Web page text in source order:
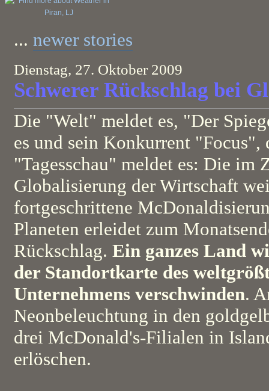
... newer stories
Dienstag, 27. Oktober 2009
Schwerer Rückschlag bei
Die "Welt" meldet es, "Der
es und sein Konkurrent "Focus",
"Tagesschau" meldet es: Die im
Globalisierung der Wirtschaft
fortgeschrittene
Planeten erleidet zum
Rückschlag. Ein ganzes Land
der Standortkarte des
Unternehmens verschwinden.
Neonbeleuchtung in den
drei McDonald's-Filialen in
erlöschen.